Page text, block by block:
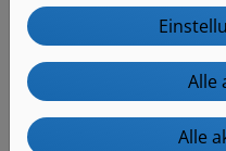
oder Abweichungen
Lösungen und passen
an.
Alle
Alle